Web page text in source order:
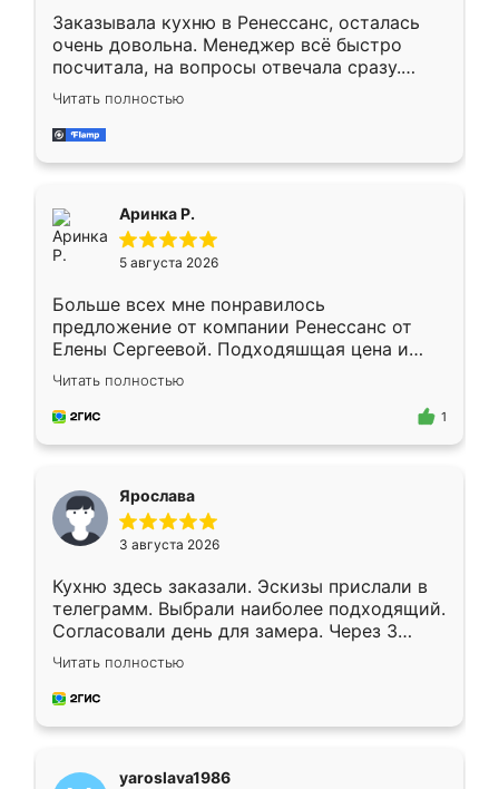
Заказывала кухню в Ренессанс, осталась
очень довольна. Менеджер всё быстро
посчитала, на вопросы отвечала сразу.
Замерщик приехал в субботу, подошёл к
делу со всей ответственностью. Собрали
за день, ребята работали аккуратно, даже
Читать полностью
Аринка Р.
5 августа 2026
Больше всех мне понравилось
предложение от компании Ренессанс от
Елены Сергеевой. Подходяшщая цена и
короткие сроки изготовления. Приехавший
для замера сотрудник Владислав
предложил по моему эскизу самый
Читать полностью
1
Ярослава
3 августа 2026
Кухню здесь заказали. Эскизы прислали в
телеграмм. Выбрали наиболее подходящий.
Согласовали день для замера. Через 3
недели кухня была уже готова. Остались
довольны работой. Спасибо Ренессанс
мебель за качественную работу!
Читать полностью
yaroslava1986